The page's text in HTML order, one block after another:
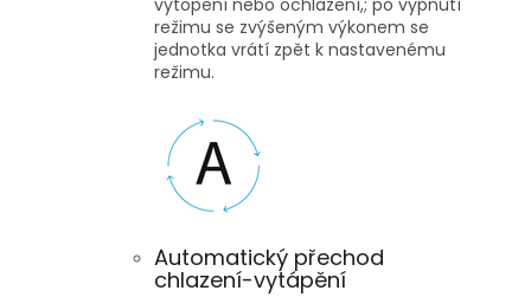
vytopení nebo ochlazení,; po vypnutí
režimu se zvýšeným výkonem se
jednotka vrátí zpět k nastavenému
režimu.
Automatický přechod
chlazení-vytápění